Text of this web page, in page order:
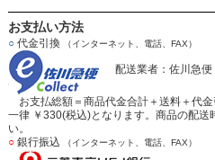
お支払い方法
○代金引換 （インターネット、電話、FAX）
配送業者：佐川急便
お支払総額＝商品代金合計＋送料＋代
一律 ￥330(税込)となります。商品の配送
い。
○銀行振込 （インターネット、電話、FAX）